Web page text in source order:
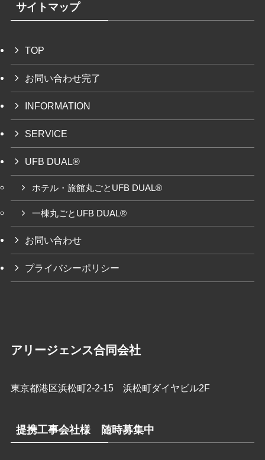
サイトマップ
TOP
お問い合わせ完了
INFORMATION
SERVICE
UFB DUAL®
ホテル・旅館丸ごとUFB DUAL®
一棟丸ごとUFB DUAL®
お問い合わせ
プライバシーポリシー
アリージェンス合同会社
東京都港区浜松町2-2-15 浜松町ダイヤビル2F
提携工事会社様 随時募集中